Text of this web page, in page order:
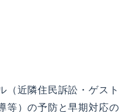
（近隣住民訴訟・ゲスト
等）の予防と早期対応の